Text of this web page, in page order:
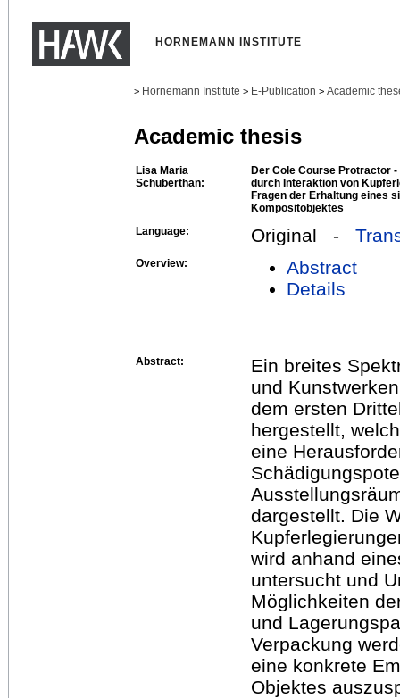
HORNEMANN INSTITUTE
> Hornemann Institute > E-Publication > Academic
Academic thesis
Lisa Maria
Schuberthan:
Der Cole Course Protractor
durch Interaktion von
Fragen der Erhaltung eines
Kompositobjektes
Language:
Original -
Overview:
Abstract
Details
Abstract:
Ein breites
und
dem ersten
hergestellt,
eine
dargestellt. Die
wird anhand
untersucht und
Möglichkeiten
und
Verpackung
eine konkrete
Objektes